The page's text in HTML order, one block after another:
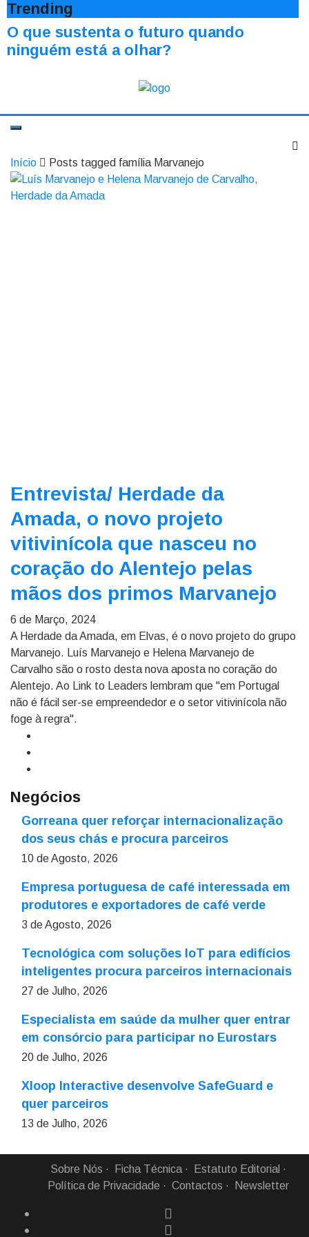
Trending
O que sustenta o futuro quando
ninguém está a olhar?
Início Posts tagged família Marvanejo
Entrevista/ Herdade da
Amada, o novo projeto
vitivinícola que nasceu no
coração do Alentejo pelas
mãos dos primos Marvanejo
6 de Março, 2024
A Herdade da Amada, em Elvas, é o novo projeto do grupo
Marvanejo. Luís Marvanejo e Helena Marvanejo de
Carvalho são o rosto desta nova aposta no coração do
Alentejo. Ao Link to Leaders lembram que "em Portugal
não é fácil ser-se empreendedor e o setor vitivinícola não
foge à regra".
Negócios
Gorreana quer reforçar internacionalização
dos seus chás e procura parceiros
10 de Agosto, 2026
Empresa portuguesa de café interessada em
produtores e exportadores de café verde
3 de Agosto, 2026
Tecnológica com soluções IoT para edifícios
inteligentes procura parceiros internacionais
27 de Julho, 2026
Especialista em saúde da mulher quer entrar
em consórcio para participar no Eurostars
20 de Julho, 2026
Xloop Interactive desenvolve SafeGuard e
quer parceiros
13 de Julho, 2026
Sobre Nós Ficha Técnica
Estatuto Editorial
Política de Privacidade
Contactos Newsletter